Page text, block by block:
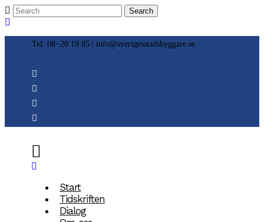
Tel: 08−20 19 85 | info@sverigesstadsbyggare.se
Start
Tidskriften
Dialog